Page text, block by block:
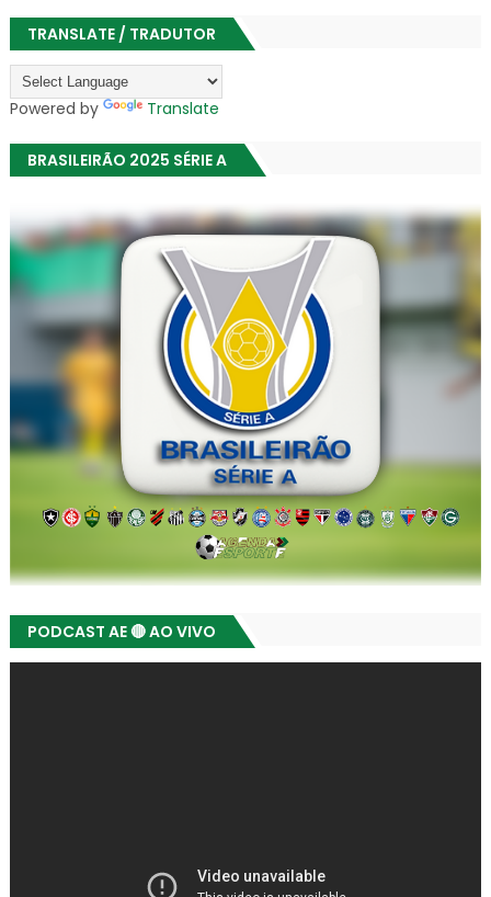
TRANSLATE / TRADUTOR
Powered by Translate
BRASILEIRÃO 2025 SÉRIE A
PODCAST AE 🔴 AO VIVO